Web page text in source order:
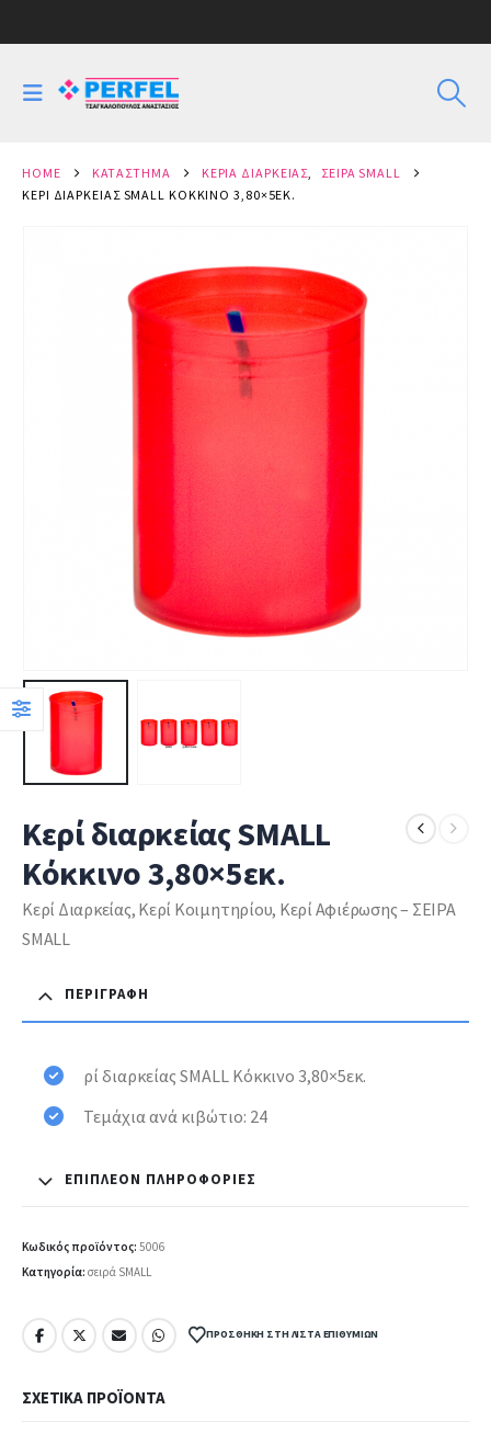
HOME ΚΑΤΆΣΤΗΜΑ ΚΕΡΙΆ ΔΙΑΡΚΕΊΑΣ,
ΣΕΙΡΆ SMALL
ΚΕΡΊ ΔΙΑΡΚΕΊΑΣ SMALL ΚΌΚΚΙΝΟ 3,80×5ΕΚ.
Κερί διαρκείας SMALL
Κόκκινο 3,80×5εκ.
Κερί Διαρκείας, Κερί Κοιμητηρίου, Κερί Αφιέρωσης – ΣΕΙΡΑ
SMALL
ΠΕΡΙΓΡΑΦΉ
ρί διαρκείας SMALL Κόκκινο 3,80×5εκ.
Τεμάχια ανά κιβώτιο: 24
ΕΠΙΠΛΈΟΝ ΠΛΗΡΟΦΟΡΊΕΣ
Κωδικός προϊόντος: 5006
Κατηγορία: σειρά SMALL
ΠΡΟΣΘΉΚΗ ΣΤΗ ΛΊΣΤΑ ΕΠΙΘΥΜΙΏΝ
ΣΧΕΤΙΚΆ ΠΡΟΪΌΝΤΑ